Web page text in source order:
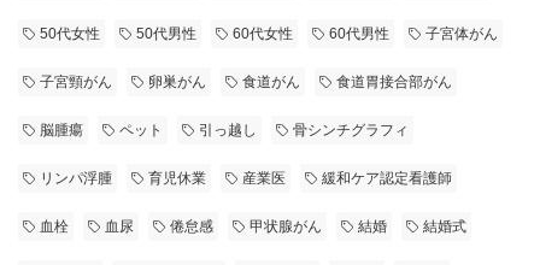
50代女性 50代男性 60代女性 60代男性 子宮体がん
子宮頸がん 卵巣がん 食道がん 食道胃接合部がん
脳腫瘍 ペット 引っ越し 骨シンチグラフィ
リンパ浮腫 育児休業 産業医 緩和ケア認定看護師
血栓 血尿 倦怠感 甲状腺がん 結婚 結婚式